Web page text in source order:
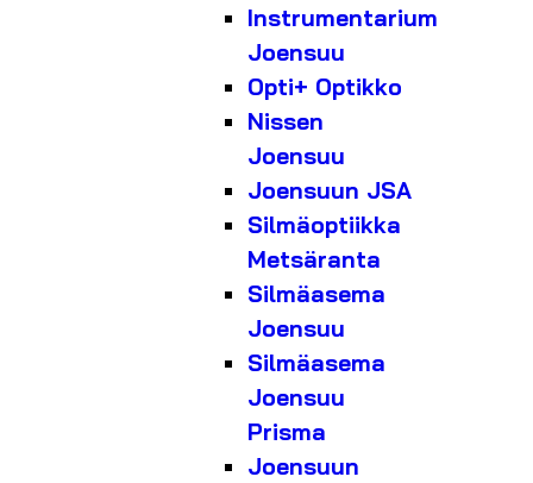
Instrumentarium
Joensuu
Opti+ Optikko
Nissen
Joensuu
Joensuun JSA
Silmäoptiikka
Metsäranta
Silmäasema
Joensuu
Silmäasema
Joensuu
Prisma
Joensuun